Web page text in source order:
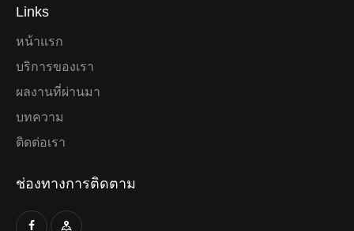
Links
หน้าแรก
บริการของเรา
ผลงานที่ผ่านมา
บทความ
ติดต่อเรา
ช่องทางการติดตาม